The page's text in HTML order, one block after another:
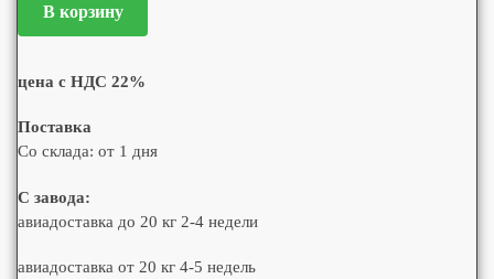
В корзину
цена с НДС 22%
Поставка
Со склада: от 1 дня
С завода:
авиадоставка до 20 кг 2-4 недели
авиадоставка от 20 кг 4-5 недель